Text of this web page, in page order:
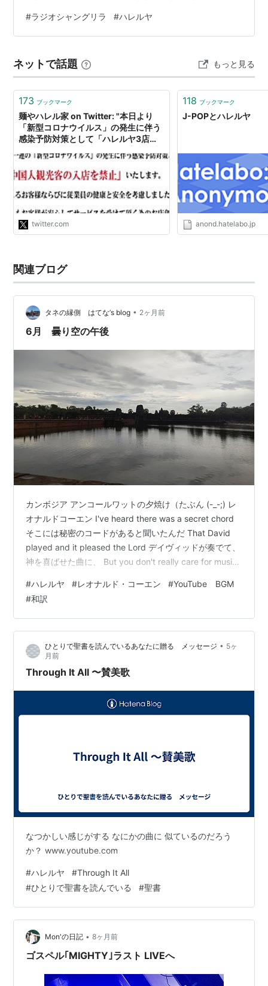
LEONARD COHEN 私たちは先祖としてそれなりに優秀
なのだと考えてください。 今の世代でできないことの多
であれば、必要な程度で優秀なのです。 完璧である必要
は…
#ラジオシャングリラ #ハレルヤ
ネットで話題 もっと見る
173 ブックマーク
麺やハレル家 on Twitter: "本日より
「新型コロナウイルス」の発生に伴う
感染予防対策として「ハレルヤ3店
国人観光客の入店を禁止」致します。
ご理解の程、宜しくお願い致します。
twitter.com
118 ブックマーク
J-POPとハレルヤ
anond.hatelabo.jp
関連ブログ
タネの縁側 はてな’s blog • 2ヶ月前
6月 曇り空の午後
カンボジア アンコールワットの夕焼け（たぶん (-_-;) レ
オナルドコーエン I've heard there was a secret chord
そこには秘密のコードがあると聞いたんだ That David
played and it pleased the Lord デイヴィッドが奏でて、
神を喜ばせた曲に、 But you don't really care for music,
だろう Well it goes like this それはこんなふうに The
fourth, the fifth, the minor fall,…
#ハレルヤ #レオナルド・コーエン #YouTube BGM
#和訳
ひとりで聖書を読んでいるあなたに贈る メッセージ • 5ヶ
月前
Through It All 〜賛美歌
なつかしい感じがする なにかの曲に 似ているのだろう
か？ www.youtube.com
#ハレルヤ #Through It All
#ひとりで聖書を読んでいる #聖書
Mon'の日記 • 8ヶ月前
ゴスペル｢MIGHTY｣ラスト LIVEへ